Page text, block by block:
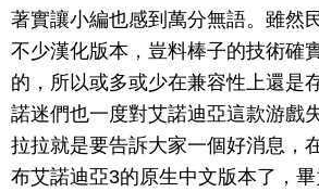
著實讓小編也感到萬分無語。雖然
不少漢化版本，豈料棒子的技術確
的，所以或多或少在兼容性上還是
諾迷們也一度對艾諾迪亞這款游戲
拉拉就是要告訴大家一個好消息，
布艾諾迪亞3的原生中文版本了，